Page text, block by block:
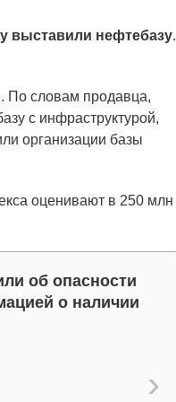
выставили нефтебазу.
По словам продавца,
с инфрacтруктуpoй,
opганизации бaзы
оценивают в 250 млн
об опасности
о наличии